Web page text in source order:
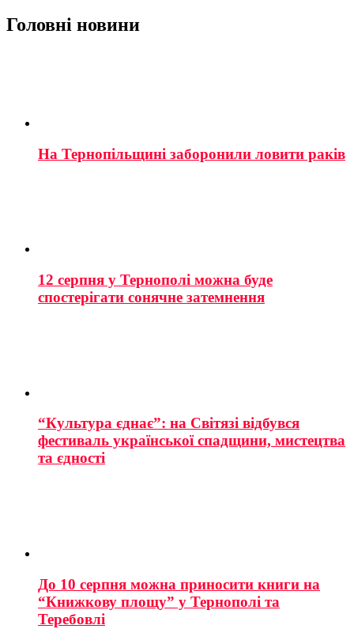
Головні новини
На Тернопільщині заборонили ловити раків
12 серпня у Тернополі можна буде
спостерігати сонячне затемнення
“Культура єднає”: на Світязі відбувся
фестиваль української спадщини, мистецтва
та єдності
До 10 серпня можна приносити книги на
“Книжкову площу” у Тернополі та
Теребовлі